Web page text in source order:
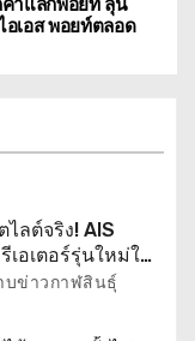
อเอส พอยท์ตลอด
ลต์จริง! AIS
เอเตอร์รุ่นใหม่ให้
บข่าวกาฬสินธุ์